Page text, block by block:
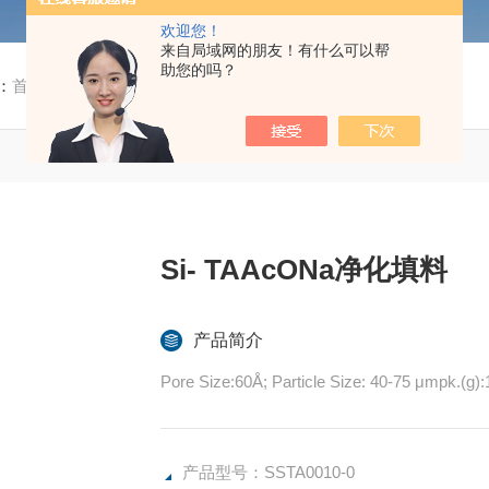
欢迎您！
来自局域网的朋友！有什么可以帮
助您的吗？
首页 产品中心/ / / SSTA0010-0Si- TAAcONa净化填料
Si- TAAcONa净化填料
产品简介
Pore Size:60Å; Particle Size: 40-75
产品型号：SSTA0010-0